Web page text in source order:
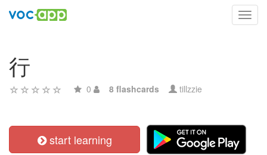
行
0 8 flashcards tillzzie
start learning